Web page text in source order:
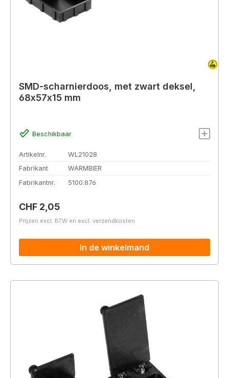
SMD-scharnierdoos, met zwart deksel,
68x57x15 mm
Beschikbaar
Artikelnr.
WL21028
Fabrikant
WARMBIER
Fabrikantnr.
5100.876
Normale prijs:
CHF 2,05
Prijzen excl. BTW en excl. verzendkosten
In de winkelmand